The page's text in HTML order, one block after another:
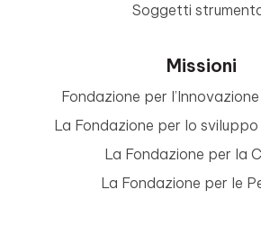
Soggetti
Missioni
Fondazione per
La Fondazione per lo
La Fondazione per la
La Fondazione per le